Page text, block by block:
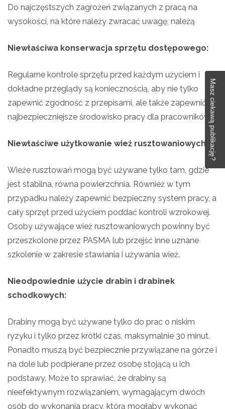
Do najczęstszych zagrożeń związanych z pracą na
wysokości, na które należy zwracać uwagę, należą
Niewłaściwa konserwacja sprzętu dostępowego:
Regularne kontrole sprzętu przed każdym użyciem i
dokładne przeglądy są koniecznością, aby nie tylko
zapewnić zgodność z przepisami, ale także zapewnić
najbezpieczniejsze środowisko pracy dla pracowników.
Niewłaściwe użytkowanie wież rusztowaniowych:
Wieże rusztowań mogą być używane tylko tam, gdzie
jest stabilna, równa powierzchnia. Również w tym
przypadku należy zapewnić bezpieczny system pracy, a
cały sprzęt przed użyciem poddać kontroli wzrokowej.
Osoby używające wież rusztowaniowych powinny być
przeszkolone przez PASMA lub przejść inne uznane
szkolenie w zakresie stawiania i używania wież.
Nieodpowiednie użycie drabin i drabinek
schodkowych:
Drabiny mogą być używane tylko do prac o niskim
ryzyku i tylko przez krótki czas, maksymalnie 30 minut.
Ponadto muszą być bezpiecznie przywiązane na górze i
na dole lub podpierane przez osobę stojącą u ich
podstawy. Może to sprawiać, że drabiny są
nieefektywnym rozwiązaniem, wymagającym dwóch
osób do wykonania pracy, którą mogłaby wykonać
Masz ciekawą publikację?